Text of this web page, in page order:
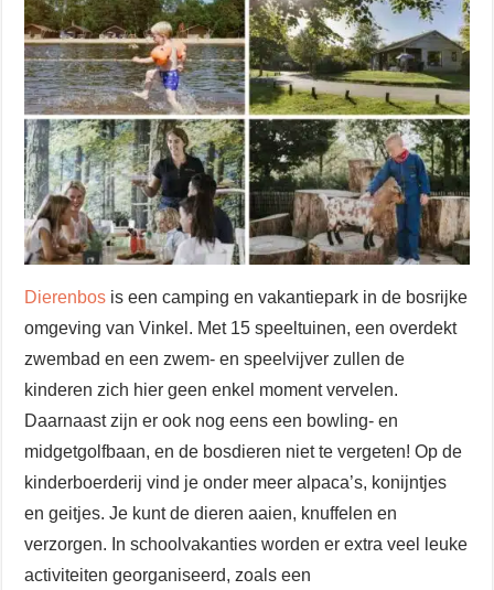
Dierenbos is een camping en vakantiepark in de bosrijke
omgeving van Vinkel. Met 15 speeltuinen, een overdekt
zwembad en een zwem- en speelvijver zullen de
kinderen zich hier geen enkel moment vervelen.
Daarnaast zijn er ook nog eens een bowling- en
midgetgolfbaan, en de bosdieren niet te vergeten! Op de
kinderboerderij vind je onder meer alpaca’s, konijntjes
en geitjes. Je kunt de dieren aaien, knuffelen en
verzorgen. In schoolvakanties worden er extra veel leuke
activiteiten georganiseerd, zoals een